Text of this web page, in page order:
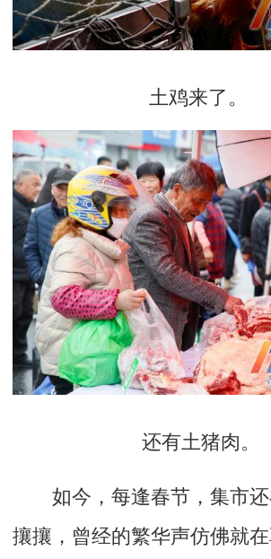
土鸡来了。
还有土猪肉。
如今，每逢春节，集市还
攘攘，曾经的繁华声仿佛就在